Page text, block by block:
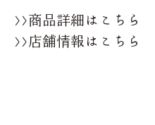
>>商品詳細はこちら
>>店舗情報はこちら